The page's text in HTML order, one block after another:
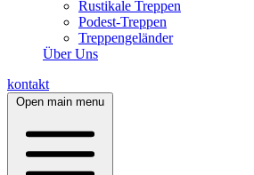
Rustikale Treppen
Podest-Treppen
Treppengeländer
Über Uns
kontakt
Open main menu